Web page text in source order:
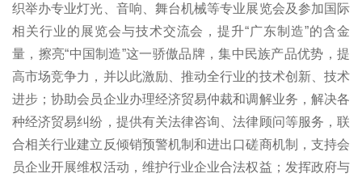
织举办专业灯光、音响、舞台机械等专业展览会及参加国际
相关行业的展览会与技术交流会，提升“广东制造”的含金
量，擦亮“中国制造”这一骄傲品牌，集中民族产品优势，提
高市场竞争力，并以此激励、推动全行业的技术创新、技术
进步；协助会员企业办理经济贸易仲裁和调解业务，解决各
种经济贸易纠纷，提供有关法律咨询、法律顾问等服务，联
合相关行业建立反倾销预警机制和进出口磋商机制，支持会
员企业开展维权活动，维护行业企业合法权益；发挥政府与